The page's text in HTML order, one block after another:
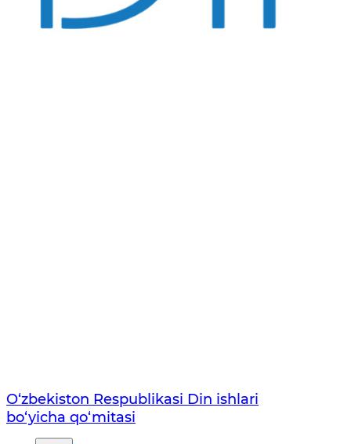
O‘zbekiston Respublikаsi Din ishlаri
bo‘yichа qo‘mitаsi